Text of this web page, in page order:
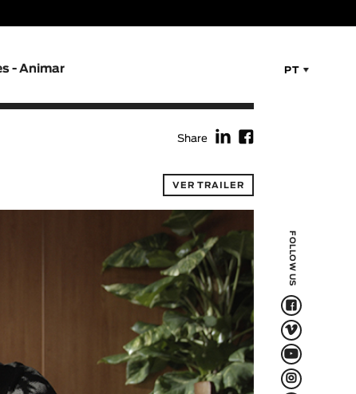
PT
- Animar
FOLLOW US
F
V
Q
L
Share f F
VER TRAILER